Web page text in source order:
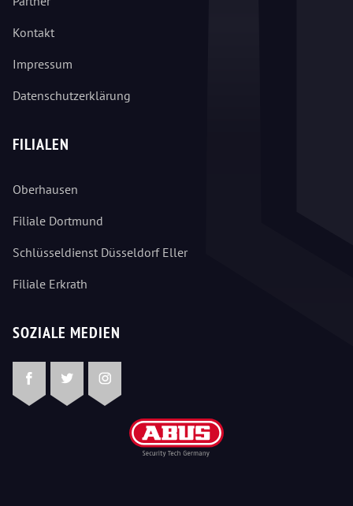
Kontakt
Impressum
Datenschutzerklärung
FILIALEN
Oberhausen
Filiale Dortmund
Schlüsseldienst Düsseldorf Eller
Filiale Erkrath
SOZIALE MEDIEN
FacebookTwitterInstagram